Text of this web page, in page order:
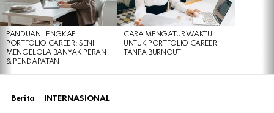
PANDUAN LENGKAP
PORTFOLIO CAREER: SENI
MENGELOLA BANYAK PERAN
& PENDAPATAN
CARA MENGATUR WAKTU
UNTUK PORTFOLIO CAREER
TANPA BURNOUT
Berita INTERNASIONAL